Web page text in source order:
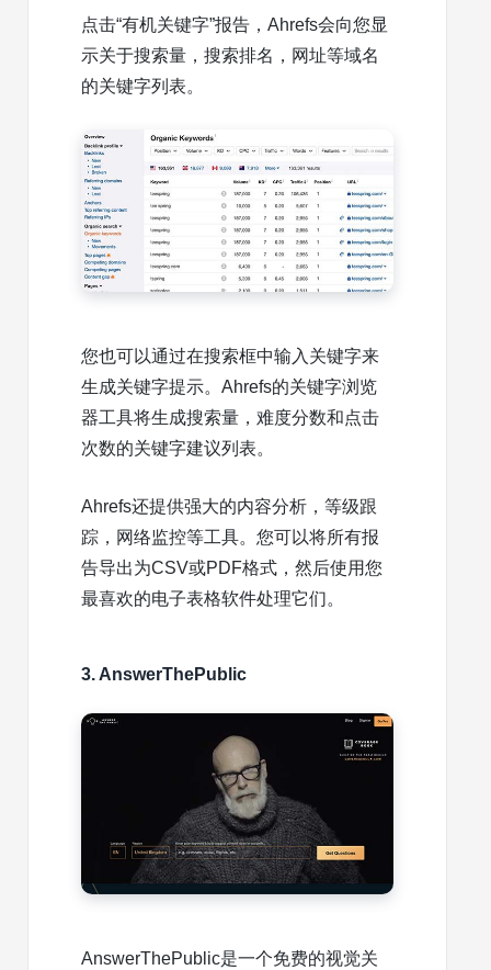
点击“有机关键字”报告，Ahrefs会向您显
示关于搜索量，搜索排名，网址等域名
的关键字列表。
您也可以通过在搜索框中输入关键字来
生成关键字提示。Ahrefs的关键字浏览
器工具将生成搜索量，难度分数和点击
次数的关键字建议列表。
Ahrefs还提供强大的内容分析，等级跟
踪，网络监控等工具。您可以将所有报
告导出为CSV或PDF格式，然后使用您
最喜欢的电子表格软件处理它们。
3. AnswerThePublic
AnswerThePublic是一个免费的视觉关